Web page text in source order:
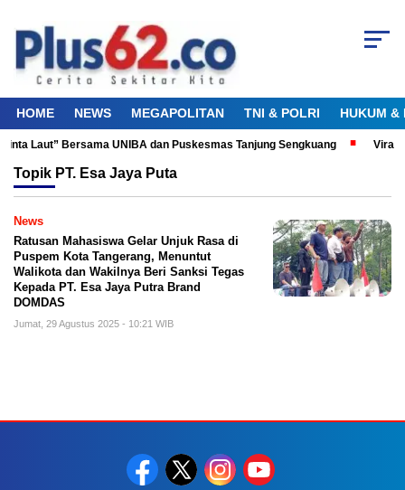
HOME NEWS MEGAPOLITAN TNI & POLRI HUKUM &
Laut” Bersama UNIBA dan Puskesmas Tanjung Sengkuang Viral!
Topik PT. Esa Jaya Puta
News
‎Ratusan Mahasiswa Gelar Unjuk Rasa di
Puspem Kota Tangerang, Menuntut
Walikota dan Wakilnya Beri Sanksi Tegas
Kepada PT. Esa Jaya Putra Brand
DOMDAS
Jumat, 29 Agustus 2025 - 10:21 WIB